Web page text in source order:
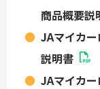
商品概要説
JAマイカ
説明書
JAマイカ